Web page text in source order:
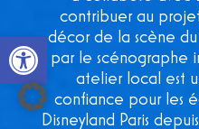
Open toolbar
contribuer au
décor de la scène du
par le scénographe
atelier local est
confiance pour les
Disneyland Paris